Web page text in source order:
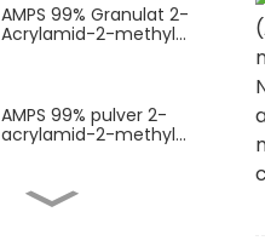
AMPS 99% Granulat 2-
Acrylamid-2-methyl...
AMPS 99% pulver 2-
acrylamid-2-methyl...
AMPS-Na-pulver